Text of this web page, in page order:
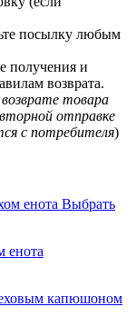
посылку любым
получения и
возврата.
товара
отправке
с потребителя)
Выбрать
енота